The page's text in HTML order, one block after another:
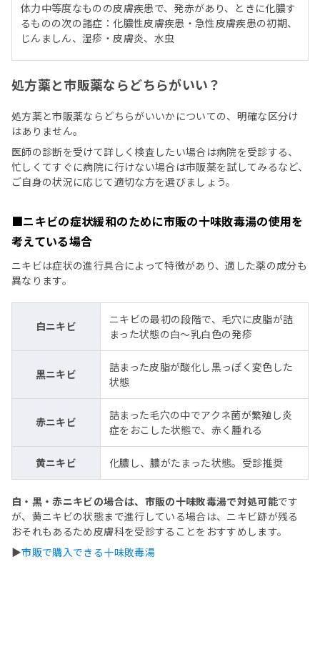
体力中等度なものの皮膚疾患で、発赤があり、ときに化膿す
るものの次の諸症：化膿性皮膚疾患・急性皮膚疾患の初期、
じんましん、湿疹・皮膚炎、水虫
処方薬と市販薬ならどちらがいい？
処方薬と市販薬ならどちらがいいかについての、明確な区分け
はありません。
医師の診断を受けて詳しく検査したい場合は病院を受診する、
忙しくてすぐに病院に行けない場合は市販薬を試してみるなど、
ご自身の状況に応じて適切な方を選びましょう。
■ニキビの症状緩和のために市販の十味敗毒湯の使用を
考えている場合
ニキビは症状の進行具合によって特徴があり、適した薬の成分も
異なります。
白ニキビ
ニキビの最初の段階で、毛穴に皮脂が詰
まった状態の白～乳白色の発疹
黒ニキビ
詰まった皮脂が酸化し黒っぽく変色した
状態
赤ニキビ
詰まった毛穴の中でアクネ菌が繁殖し炎
症をおこした状態で、赤く腫れる
黄ニキビ 化膿し、膿がたまった状態。受診推奨
白・黒・赤ニキビの場合は、市販の十味敗毒湯で対処可能です
が、黄ニキビの状態まで進行している場合は、ニキビ跡が残る
おそれもあるため皮膚科を受診することをおすすめします。
▶市販で購入できる十味敗毒湯